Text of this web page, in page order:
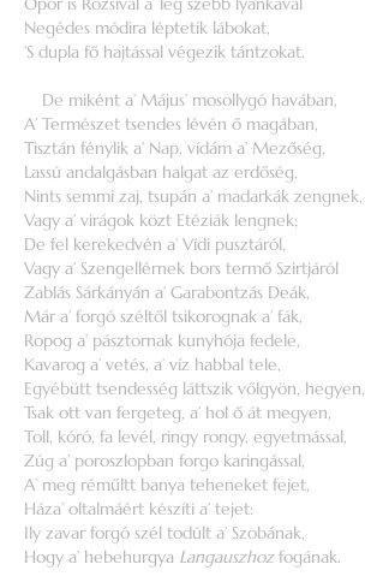
Negédes módira léptetik lábokat,
’S dupla fő hajtással végezik tántzokat.
De miként a’ Május’ mosollygó havában,
A’ Természet tsendes lévén ő magában,
Tisztán fénylik a’ Nap, vídám a’ Mezőség,
Lassú andalgásban halgat az erdőség,
Nints semmi zaj, tsupán a’ madarkák zengnek,
Vagy a’ virágok közt Etéziák lengnek;
De fel kerekedvén a’ Vídi pusztáról,
Vagy a’ Szengellérnek bors termő Szirtjáról
Zablás Sárkányán a’ Garabontzás Deák,
Már a’ forgó széltől tsikorognak a’ fák,
Ropog a’ pásztornak kunyhója fedele,
Kavarog a’ vetés, a’ víz habbal tele,
Egyébütt tsendesség láttszik vőlgyön, hegyen,
Tsak ott van fergeteg, a’ hol ő át megyen,
Toll, kóró, fa levél, ringy rongy, egyetmással,
Zúg a’ poroszlopban forgo karingással,
A’ meg réműltt banya teheneket fejet,
Háza’ oltalmáért készíti a’ tejet:
Ily zavar forgó szél todúlt a’ Szobának,
Hogy a’ hebehurgya Langauszhozfogának.